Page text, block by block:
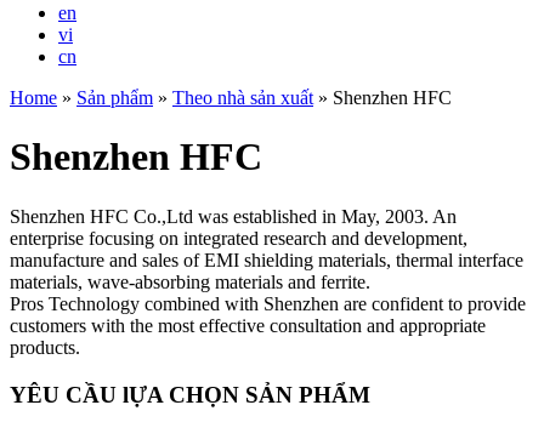
en
vi
cn
Home » Sản phẩm » Theo nhà sản xuất » Shenzhen HFC
Shenzhen HFC
Shenzhen HFC Co.,Ltd was established in May, 2003. An
enterprise focusing on integrated research and development,
manufacture and sales of EMI shielding materials, thermal interface
materials, wave-absorbing materials and ferrite.
Pros Technology combined with Shenzhen are confident to provide
customers with the most effective consultation and appropriate
products.
YÊU CẦU lỰA CHỌN SẢN PHẨM